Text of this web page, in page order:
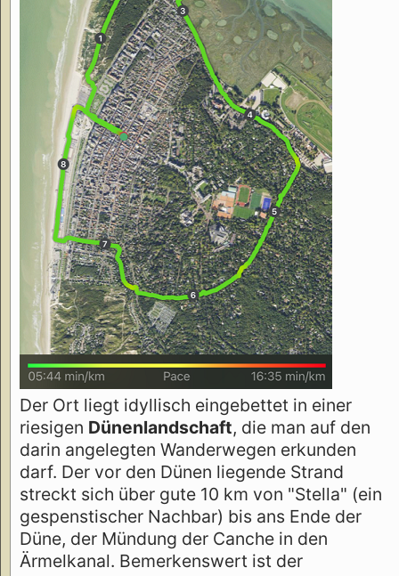
Der Ort liegt idyllisch eingebettet in einer
riesigen Dünenlandschaft, die man auf den
darin angelegten Wanderwegen erkunden
darf. Der vor den Dünen liegende Strand
streckt sich über gute 10 km von "Stella" (ein
gespenstischer Nachbar) bis ans Ende der
Düne, der Mündung der Canche in den
Ärmelkanal. Bemerkenswert ist der